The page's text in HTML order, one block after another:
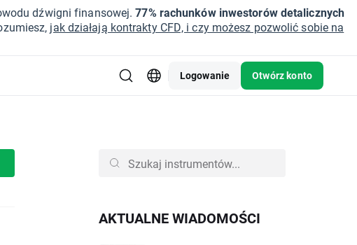
dźwigni finansowej.77% rachunków inwestorów detalicznych
jak działają kontrakty CFD, i czy możesz pozwolić sobie na
Logowanie Otwórz konto
AKTUALNE WIADOMOŚCI